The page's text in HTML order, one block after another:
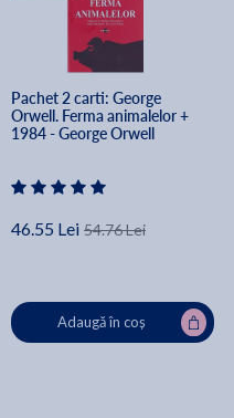
Pachet 2 carti: George
Orwell. Ferma animalelor +
1984 - George Orwell
46.55 Lei 54.76 Lei
Adaugă în coș